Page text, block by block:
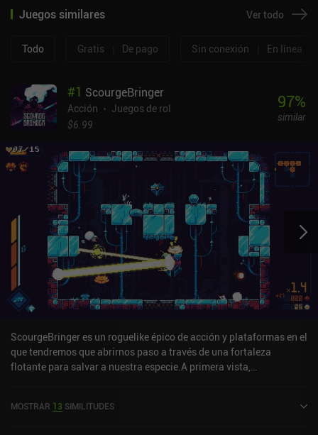
Juegos similares Ver todo
Todo Gratis De pago Sin conexión En línea
#1 ScourgeBringer
Acción
Juegos de rol
$6.99
97%
similar
ScourgeBringer es un roguelike épico de acción y plataformas en el
que tendremos que abrirnos paso a través de una fortaleza
flotante para salvar a nuestra especie.A primera vista,
recogemos mejoras y buscamos al jefe para poder pasar al
MOSTRAR 13 SIMILITUDES